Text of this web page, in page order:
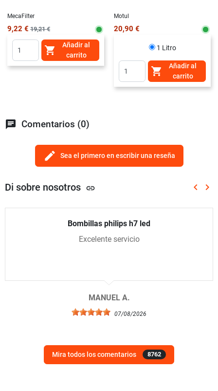
MecaFilter
9,22 € 19,21 €

Añadir al
carrito
Motul
20,90 €
1 Litro

Añadir al
carrito
chat Comentarios (0)
edit Sea el primero en escribir una reseña
Di sobre nosotros link keyboard_arrow_left keyboard_arrow_right
Bombillas philips h7 led
Excelente servicio
MANUEL A.
07/08/2026
Mira todos los comentarios 8762